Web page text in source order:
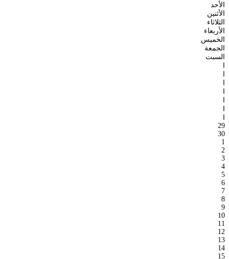
الأحد
الأثنين
الثلاثاء
الأربعاء
الخميس
الجمعة
السبت
ا
ا
ا
ا
ا
ا
ا
29
30
1
2
3
4
5
6
7
8
9
10
11
12
13
14
15